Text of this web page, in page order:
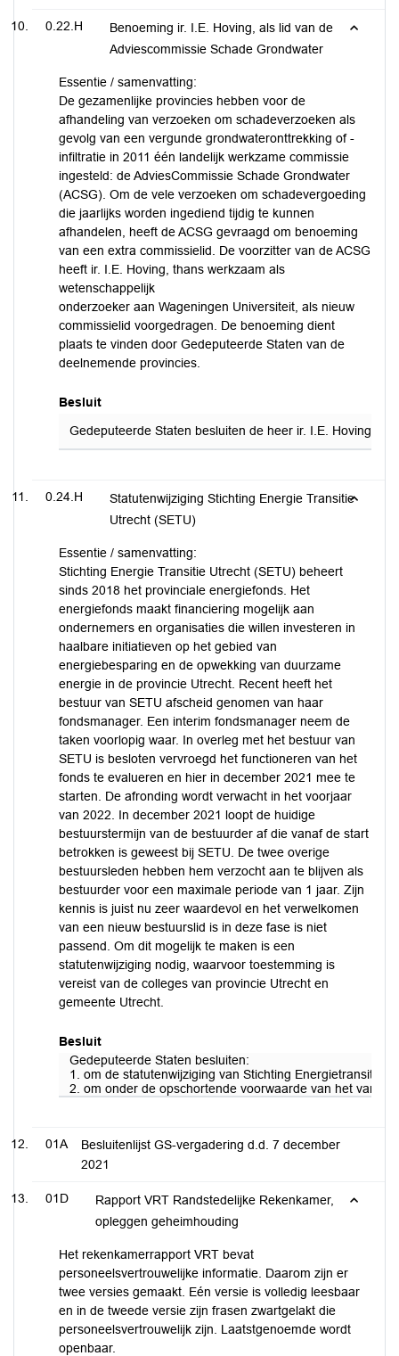
0.22.H
Benoeming ir. I.E. Hoving, als lid van de
Adviescommissie Schade Grondwater
Essentie / samenvatting:
De gezamenlijke provincies hebben voor de
afhandeling van verzoeken om schadeverzoeken als
gevolg van een vergunde grondwateronttrekking of -
infiltratie in 2011 één landelijk werkzame commissie
ingesteld: de AdviesCommissie Schade Grondwater
(ACSG). Om de vele verzoeken om schadevergoeding
die jaarlijks worden ingediend tijdig te kunnen
afhandelen, heeft de ACSG gevraagd om benoeming
van een extra commissielid. De voorzitter van de ACSG
heeft ir. I.E. Hoving, thans werkzaam als
wetenschappelijk
onderzoeker aan Wageningen Universiteit, als nieuw
commissielid voorgedragen. De benoeming dient
plaats te vinden door Gedeputeerde Staten van de
deelnemende provincies.
Besluit
Gedeputeerde Staten besluiten de heer ir. I.E. Hoving
0.24.H
Statutenwijziging Stichting Energie Transitie
Utrecht (SETU)
Essentie / samenvatting:
Stichting Energie Transitie Utrecht (SETU) beheert
sinds 2018 het provinciale energiefonds. Het
energiefonds maakt financiering mogelijk aan
ondernemers en organisaties die willen investeren in
haalbare initiatieven op het gebied van
energiebesparing en de opwekking van duurzame
energie in de provincie Utrecht. Recent heeft het
bestuur van SETU afscheid genomen van haar
fondsmanager. Een interim fondsmanager neem de
taken voorlopig waar. In overleg met het bestuur van
SETU is besloten vervroegd het functioneren van het
fonds te evalueren en hier in december 2021 mee te
starten. De afronding wordt verwacht in het voorjaar
van 2022. In december 2021 loopt de huidige
bestuurstermijn van de bestuurder af die vanaf de start
betrokken is geweest bij SETU. De twee overige
bestuursleden hebben hem verzocht aan te blijven als
bestuurder voor een maximale periode van 1 jaar. Zijn
kennis is juist nu zeer waardevol en het verwelkomen
van een nieuw bestuurslid is in deze fase is niet
passend. Om dit mogelijk te maken is een
statutenwijziging nodig, waarvoor toestemming is
vereist van de colleges van provincie Utrecht en
gemeente Utrecht.
Besluit
Gedeputeerde Staten besluiten:
1. om de statutenwijziging van Stichting Energietransitie
2. om onder de opschortende voorwaarde van het van
01A
Besluitenlijst GS-vergadering d.d. 7 december
2021
01D
Rapport VRT Randstedelijke Rekenkamer,
opleggen geheimhouding
Het rekenkamerrapport VRT bevat
personeelsvertrouwelijke informatie. Daarom zijn er
twee versies gemaakt. Eén versie is volledig leesbaar
en in de tweede versie zijn frasen zwartgelakt die
personeelsvertrouwelijk zijn. Laatstgenoemde wordt
openbaar.